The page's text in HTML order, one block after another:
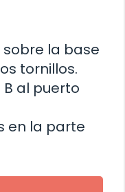
sobre la base
tornillos.
al puerto
en la parte